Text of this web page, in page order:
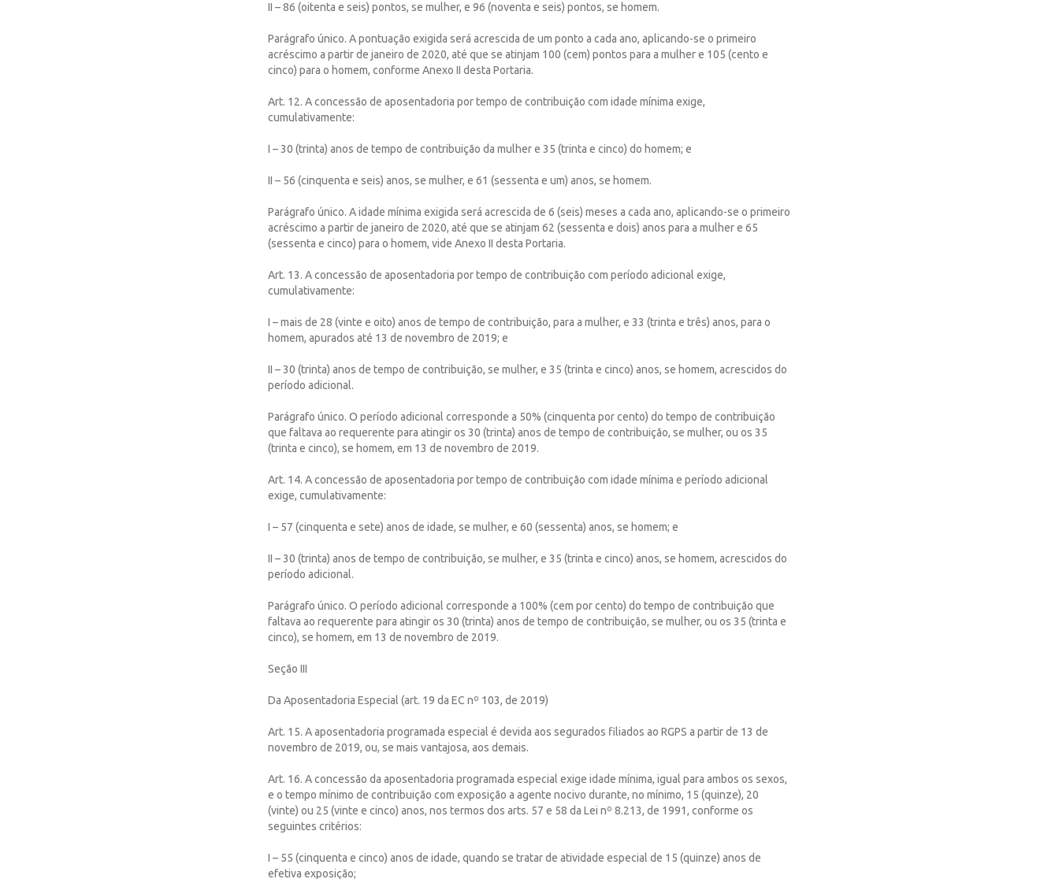
II – 86 (oitenta e seis) pontos, se mulher, e 96 (noventa e seis) pontos, se homem.
Parágrafo único. A pontuação exigida será acrescida de um ponto a cada ano, aplicando-se o primeiro
acréscimo a partir de janeiro de 2020, até que se atinjam 100 (cem) pontos para a mulher e 105 (cento e
cinco) para o homem, conforme Anexo II desta Portaria.
Art. 12. A concessão de aposentadoria por tempo de contribuição com idade mínima exige,
cumulativamente:
I – 30 (trinta) anos de tempo de contribuição da mulher e 35 (trinta e cinco) do homem; e
II – 56 (cinquenta e seis) anos, se mulher, e 61 (sessenta e um) anos, se homem.
Parágrafo único. A idade mínima exigida será acrescida de 6 (seis) meses a cada ano, aplicando-se o primeiro
acréscimo a partir de janeiro de 2020, até que se atinjam 62 (sessenta e dois) anos para a mulher e 65
(sessenta e cinco) para o homem, vide Anexo II desta Portaria.
Art. 13. A concessão de aposentadoria por tempo de contribuição com período adicional exige,
cumulativamente:
I – mais de 28 (vinte e oito) anos de tempo de contribuição, para a mulher, e 33 (trinta e três) anos, para o
homem, apurados até 13 de novembro de 2019; e
II – 30 (trinta) anos de tempo de contribuição, se mulher, e 35 (trinta e cinco) anos, se homem, acrescidos do
período adicional.
Parágrafo único. O período adicional corresponde a 50% (cinquenta por cento) do tempo de contribuição
que faltava ao requerente para atingir os 30 (trinta) anos de tempo de contribuição, se mulher, ou os 35
(trinta e cinco), se homem, em 13 de novembro de 2019.
Art. 14. A concessão de aposentadoria por tempo de contribuição com idade mínima e período adicional
exige, cumulativamente:
I – 57 (cinquenta e sete) anos de idade, se mulher, e 60 (sessenta) anos, se homem; e
II – 30 (trinta) anos de tempo de contribuição, se mulher, e 35 (trinta e cinco) anos, se homem, acrescidos do
período adicional.
Parágrafo único. O período adicional corresponde a 100% (cem por cento) do tempo de contribuição que
faltava ao requerente para atingir os 30 (trinta) anos de tempo de contribuição, se mulher, ou os 35 (trinta e
cinco), se homem, em 13 de novembro de 2019.
Seção III
Da Aposentadoria Especial (art. 19 da EC nº 103, de 2019)
Art. 15. A aposentadoria programada especial é devida aos segurados filiados ao RGPS a partir de 13 de
novembro de 2019, ou, se mais vantajosa, aos demais.
Art. 16. A concessão da aposentadoria programada especial exige idade mínima, igual para ambos os sexos,
e o tempo mínimo de contribuição com exposição a agente nocivo durante, no mínimo, 15 (quinze), 20
(vinte) ou 25 (vinte e cinco) anos, nos termos dos arts. 57 e 58 da Lei nº 8.213, de 1991, conforme os
seguintes critérios:
I – 55 (cinquenta e cinco) anos de idade, quando se tratar de atividade especial de 15 (quinze) anos de
efetiva exposição;